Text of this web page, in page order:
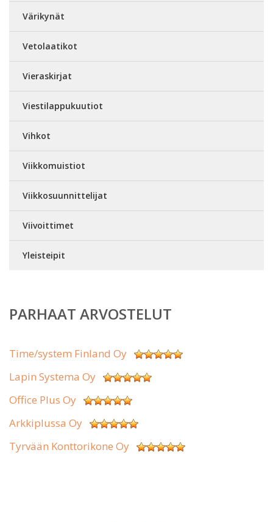
Värikynät
Vetolaatikot
Vieraskirjat
Viestilappukuutiot
Vihkot
Viikkomuistiot
Viikkosuunnittelijat
Viivoittimet
Yleisteipit
PARHAAT ARVOSTELUT
Time/system Finland Oy
Lapin Systema Oy
Office Plus Oy
Arkkiplussa Oy
Tyrvään Konttorikone Oy